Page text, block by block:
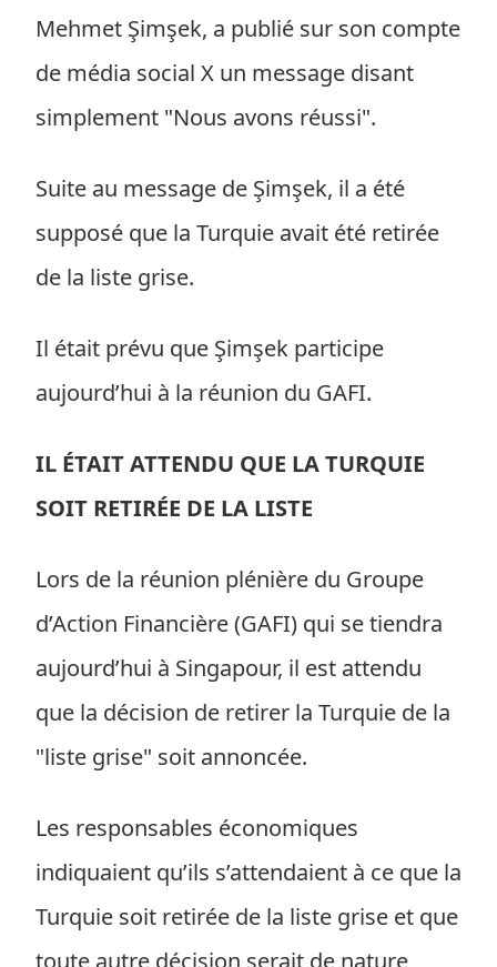
Mehmet Şimşek, a publié sur son compte
de média social X un message disant
simplement "Nous avons réussi".
Suite au message de Şimşek, il a été
supposé que la Turquie avait été retirée
de la liste grise.
Il était prévu que Şimşek participe
aujourd’hui à la réunion du GAFI.
IL ÉTAIT ATTENDU QUE LA TURQUIE
SOIT RETIRÉE DE LA LISTE
Lors de la réunion plénière du Groupe
d’Action Financière (GAFI) qui se tiendra
aujourd’hui à Singapour, il est attendu
que la décision de retirer la Turquie de la
"liste grise" soit annoncée.
Les responsables économiques
indiquaient qu’ils s’attendaient à ce que la
Turquie soit retirée de la liste grise et que
toute autre décision serait de nature